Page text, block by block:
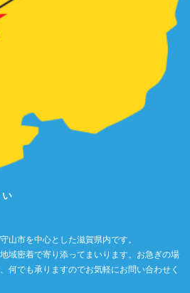
山市を中心とした滋賀県内です。
域密着で寄り添ってまいります。お急ぎの場
何でも承りますのでお気軽にお問い合わせく